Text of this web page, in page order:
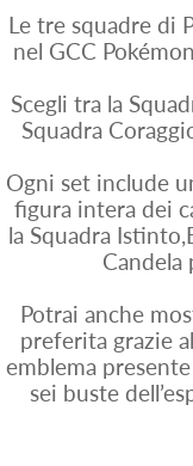
Le tre squadre di
nel GCC
Scegli tra la
Squadra
Ogni set include
figura intera dei
la Squadra
Candela
Potrai anche
preferita grazie
emblema
sei buste